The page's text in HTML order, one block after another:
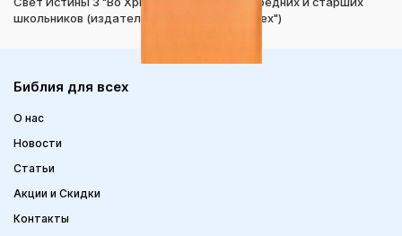
школьников (издательство"Библия для всех")
Библия для всех
О нас
Новости
Статьи
Акции и Скидки
Контакты